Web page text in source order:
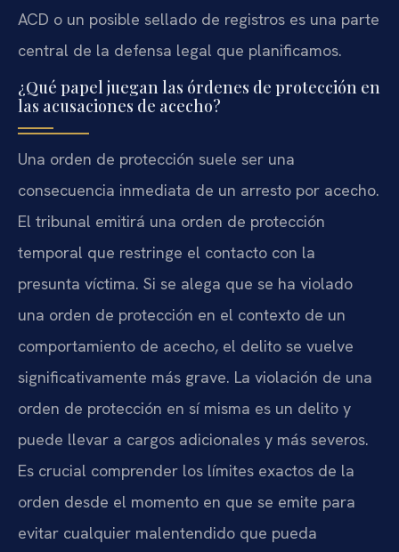
ACD o un posible sellado de registros es una parte
central de la defensa legal que planificamos.
¿Qué papel juegan las órdenes de protección en
las acusaciones de acecho?
Una orden de protección suele ser una
consecuencia inmediata de un arresto por acecho.
El tribunal emitirá una orden de protección
temporal que restringe el contacto con la
presunta víctima. Si se alega que se ha violado
una orden de protección en el contexto de un
comportamiento de acecho, el delito se vuelve
significativamente más grave. La violación de una
orden de protección en sí misma es un delito y
puede llevar a cargos adicionales y más severos.
Es crucial comprender los límites exactos de la
orden desde el momento en que se emite para
evitar cualquier malentendido que pueda